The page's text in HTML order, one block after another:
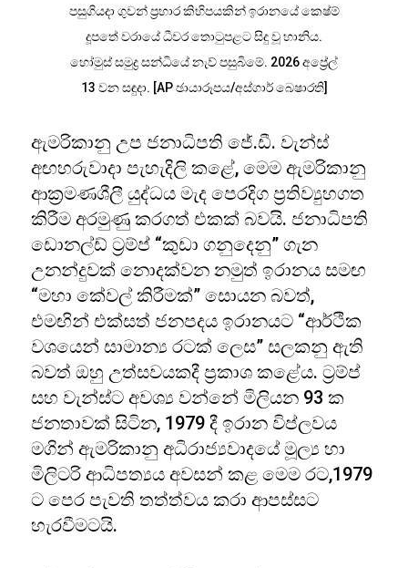
පසුගියදා ගුවන් ප්‍රහාර කිහිපයකින් ඉරානයේ කෙෂ්ම්
දූපතේ වරායේ ධීවර තොටුපළට සිදු වූ හානිය.
හෝමුස් සමුද්‍ර සන්ධියේ නැව් පසුබිමේ. 2026 අප්‍රේල්
13 වන සඳුදා. [AP ඡායාරූපය/අස්ගාර් බෙෂාරති]
ඇමරිකානු උප ජනාධිපති ජේ.ඩී. වැන්ස්
අඟහරුවාදා පැහැදිලි කළේ, මෙම ඇමරිකානු
ආක්‍රමණශීලී යුද්ධය මැද පෙරදිග ප්‍රතිව්‍යුහගත
කිරීම අරමුණු කරගත් එකක් බවයි. ජනාධිපති
ඩොනල්ඩ් ට්‍රම්ප් “කුඩා ගනුදෙනු” ගැන
උනන්දුවක් නොදක්වන නමුත් ඉරානය සමඟ
“මහා කේවල් කිරීමක්” සොයන බවත්,
එමඟින් එක්සත් ජනපදය ඉරානයට “ආර්ථික
වශයෙන් සාමාන්‍ය රටක් ලෙස” සලකනු ඇති
බවත් ඔහු උත්සවයකදී ප්‍රකාශ කළේය. ට්‍රම්ප්
සහ වැන්ස්ට අවශ්‍ය වන්නේ මිලියන 93 ක
ජනතාවක් සිටින, 1979 දී ඉරාන විප්ලවය
මගින් ඇමරිකානු අධිරාජ්‍යවාදයේ මූල්‍ය හා
මිලිටරි ආධිපත්‍යය අවසන් කළ මෙම රට,1979
ට පෙර පැවති තත්ත්වය කරා ආපස්සට
හැරවීමටයි.